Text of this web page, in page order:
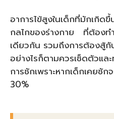
อาการไข้สูงในเด็กที่มักเกิ
กลไกของร่างกาย ที่ต้องทำ
เดียวกัน รวมถึงการต้องสู้กั
อย่างไรก็ตามควรเช็ดตัวแ
การชักเพราะหากเด็กเคยชัก
30%